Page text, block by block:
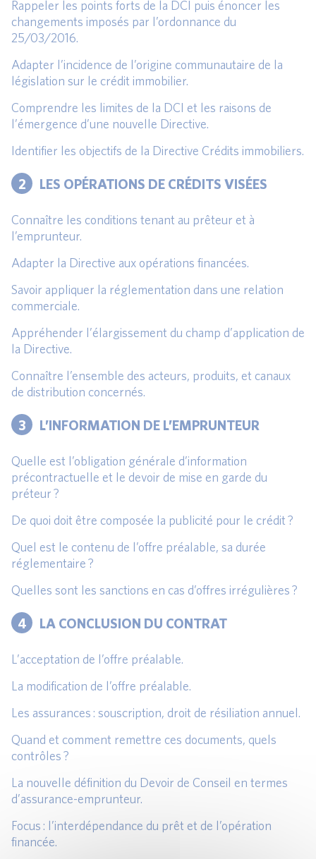
Rappeler les points forts de la DCI puis énoncer les
changements imposés par l’ordonnance du
25/03/2016.
Adapter l’incidence de l’origine communautaire de la
législation sur le crédit immobilier.
Comprendre les limites de la DCI et les raisons de
l’émergence d’une nouvelle Directive.
Identifier les objectifs de la Directive Crédits immobiliers.
2 LES OPÉRATIONS DE CRÉDITS VISÉES
Connaître les conditions tenant au prêteur et à
l’emprunteur.
Adapter la Directive aux opérations financées.
Savoir appliquer la réglementation dans une relation
commerciale.
Appréhender l’élargissement du champ d’application de
la Directive.
Connaître l’ensemble des acteurs, produits, et canaux
de distribution concernés.
3 L’INFORMATION DE L’EMPRUNTEUR
Quelle est l’obligation générale d’information
précontractuelle et le devoir de mise en garde du
préteur ?
De quoi doit être composée la publicité pour le crédit ?
Quel est le contenu de l’offre préalable, sa durée
réglementaire ?
Quelles sont les sanctions en cas d’offres irrégulières ?
4 LA CONCLUSION DU CONTRAT
L’acceptation de l’offre préalable.
La modification de l’offre préalable.
Les assurances : souscription, droit de résiliation annuel.
Quand et comment remettre ces documents, quels
contrôles ?
La nouvelle définition du Devoir de Conseil en termes
d’assurance-emprunteur.
Focus : l’interdépendance du prêt et de l’opération
financée.